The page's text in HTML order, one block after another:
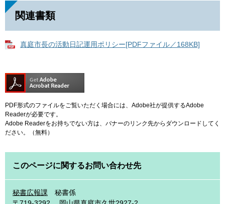
関連書類
真庭市長の活動日記運用ポリシー[PDFファイル／168KB]
PDF形式のファイルをご覧いただく場合には、Adobe社が提供するAdobe
Readerが必要です。
Adobe Readerをお持ちでない方は、バナーのリンク先からダウンロードしてく
ださい。（無料）
このページに関するお問い合わせ先
秘書広報課
秘書係